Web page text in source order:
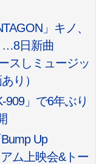
」キノ、
…8日新曲
スしミュージッ
り）
909」で6年ぶり
Up
ム上映会&トー